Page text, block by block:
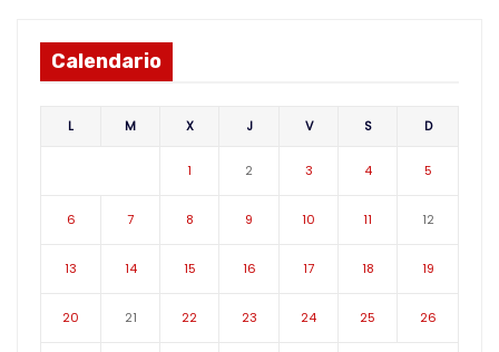
Calendario
L M X J V S D
1 2 3 4 5
6 7 8 9 10 11 12
13 14 15 16 17 18 19
20 21 22 23 24 25 26